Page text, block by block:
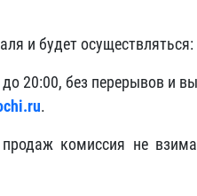
и будет осуществляться:
20:00, без перерывов и
.
комиссия не